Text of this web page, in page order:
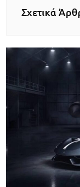
Σχετικά